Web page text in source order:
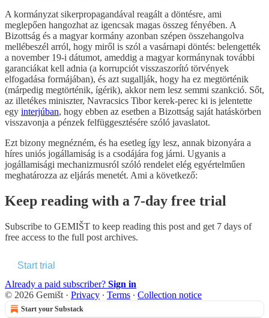
A kormányzat sikerpropagandával reagált a döntésre, ami
meglepően hangozhat az igencsak magas összeg fényében. A
Bizottság és a magyar kormány azonban szépen összehangolva
mellébeszél arról, hogy miről is szól a vasárnapi döntés: belengették
a november 19-i dátumot, ameddig a magyar kormánynak további
garanciákat kell adnia (a korrupciót visszaszorító törvények
elfogadása formájában), és azt sugallják, hogy ha ez megtörténik
(márpedig megtörténik, ígérik), akkor nem lesz semmi szankció. Sőt,
az illetékes miniszter, Navracsics Tibor kerek-perec ki is jelentette
egy interjúban, hogy ebben az esetben a Bizottság saját hatáskörben
visszavonja a pénzek felfüggesztésére szóló javaslatot.
Ezt bizony megnézném, és ha esetleg így lesz, annak bizonyára a
híres uniós jogállamiság is a csodájára fog járni. Ugyanis a
jogállamisági mechanizmusról szóló rendelet elég egyértelműen
meghatározza az eljárás menetét. Ami a következő:
Keep reading with a 7-day free trial
Subscribe to GEMIŠT to keep reading this post and get 7 days of
free access to the full post archives.
Start trial
Already a paid subscriber? Sign in
© 2026 Gemišt · Privacy ∙ Terms ∙ Collection notice
Start your Substack